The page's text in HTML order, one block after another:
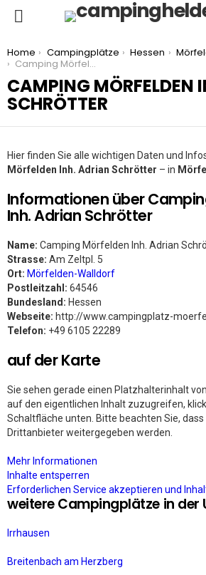
You are here:
Home Campingplätze Hessen
Camping Mörfelden Inh. Adrian Schrötter
CAMPING MÖRFELDEN
SCHRÖTTER
Hier finden Sie alle wichtigen Daten und
Mörfelden Inh. Adrian Schrötter – in
Informationen über
Inh. Adrian Schrötter
Name: Camping Mörfelden Inh. Adrian
Strasse: Am Zeltpl. 5
Ort: Mörfelden-Walldorf
Postleitzahl: 64546
Bundesland: Hessen
Webseite: http://www.campingplatz-
Telefon: +49 6105 22289
auf der Karte
Sie sehen gerade einen Platzhalterinhalt von
auf den eigentlichen Inhalt zuzugreifen,
Schaltfläche unten. Bitte beachten Sie, dass
Drittanbieter weitergegeben werden.
Mehr Informationen
Inhalte entsperren
Erforderlichen Service akzeptieren und
weitere Campingplätze in der
Irrhausen
Breitenbach am Herzberg